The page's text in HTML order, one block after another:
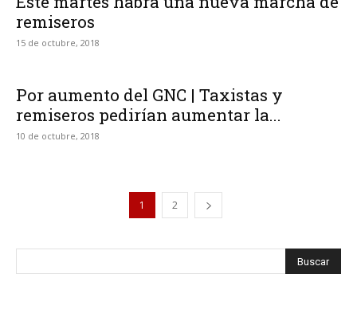
remiseros
15 de octubre, 2018
Por aumento del GNC | Taxistas y
remiseros pedirían aumentar la...
10 de octubre, 2018
1 2